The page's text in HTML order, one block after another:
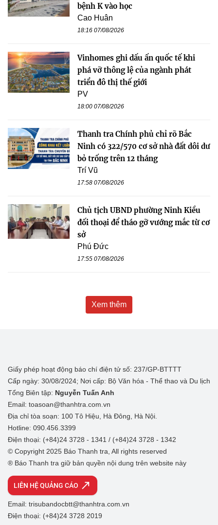
bệnh K vào học
Cao Huân
18:16 07/08/2026
Vinhomes ghi dấu ấn quốc tế khi
phá vỡ thông lệ của ngành phát
triển đô thị thế giới
PV
18:00 07/08/2026
Thanh tra Chính phủ chỉ rõ Bắc
Ninh có 322/570 cơ sở nhà đất dôi dư
bỏ trống trên 12 tháng
Trí Vũ
17:58 07/08/2026
Chủ tịch UBND phường Ninh Kiều
đối thoại để tháo gỡ vướng mắc từ cơ
sở
Phú Đức
17:55 07/08/2026
Xem thêm
Giấy phép hoạt động báo chí điện tử số: 237/GP-BTTTT
Cấp ngày: 30/08/2024; Nơi cấp: Bộ Văn hóa - Thể thao và Du lịch
Tổng Biên tập: Nguyễn Tuấn Anh
Email: toasoan@thanhtra.com.vn
Địa chỉ tòa soạn: 100 Tô Hiệu, Hà Đông, Hà Nội.
Hotline: 090.456.3399
Điện thoại: (+84)24 3728 - 1341 / (+84)24 3728 - 1342
© Copyright 2025 Báo Thanh tra, All rights reserved
® Báo Thanh tra giữ bản quyền nội dung trên website này
LIÊN HỆ QUẢNG CÁO
Email: trisubandocbtt@thanhtra.com.vn
Điện thoại: (+84)24 3728 2019